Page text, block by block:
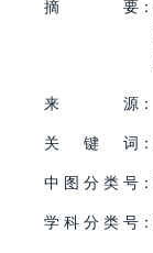
摘
要：
来
源：
关
键 词：
中 图 分 类 号：
学 科 分 类 号：